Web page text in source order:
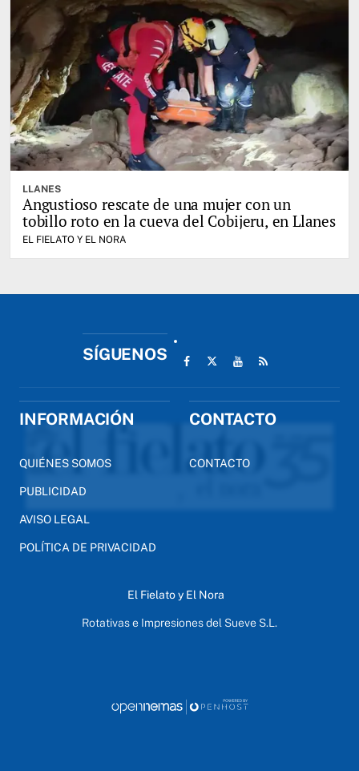
LLANES
Angustioso rescate de una mujer con un
tobillo roto en la cueva del Cobijeru, en Llanes
EL FIELATO Y EL NORA
SÍGUENOS
INFORMACIÓN
QUIÉNES SOMOS
PUBLICIDAD
AVISO LEGAL
POLÍTICA DE PRIVACIDAD
CONTACTO
CONTACTO
El Fielato y El Nora
Rotativas e Impresiones del Sueve S.L.